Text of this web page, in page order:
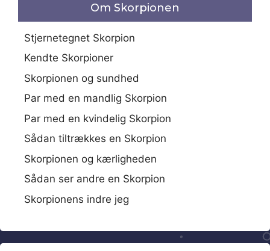
Om Skorpionen
Stjernetegnet Skorpion
Kendte Skorpioner
Skorpionen og sundhed
Par med en mandlig Skorpion
Par med en kvindelig Skorpion
Sådan tiltrækkes en Skorpion
Skorpionen og kærligheden
Sådan ser andre en Skorpion
Skorpionens indre jeg